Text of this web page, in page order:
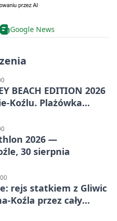
Google News
BEACH EDITION 2026
Koźlu. Plażówka
2026 —
30 sierpnia
rejs statkiem z Gliwic
Koźla przez cały